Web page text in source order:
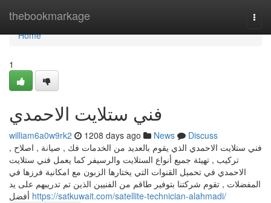
thebookmarkage
Home
Home
1
فني ستلايت الاحمدي
william6a0w9rk2 1208 days ago News
Discuss
فني ستلايت الاحمدي الذي يقوم بالعديد من الخدمات فك , صيانة , اصلاح ,
تركيب , تهيئة جميع أنواع الستلايت والرسيفر كما يعمل فني ستلايت
الاحمدي في تحميل القنوات التي يختارها الزبون مع امكانية فرزها في
المفضلات , تقوم شركتنا بتوفير طاقم من الفنيين الذين تم تدريبهم على يد
https://satkuwait.com/satellite-technician-alahmadi/